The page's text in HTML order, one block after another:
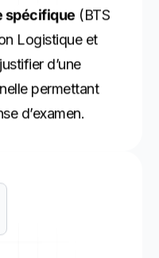
spécifique (BTS
Logistique et
d’une
permettant
d’examen.